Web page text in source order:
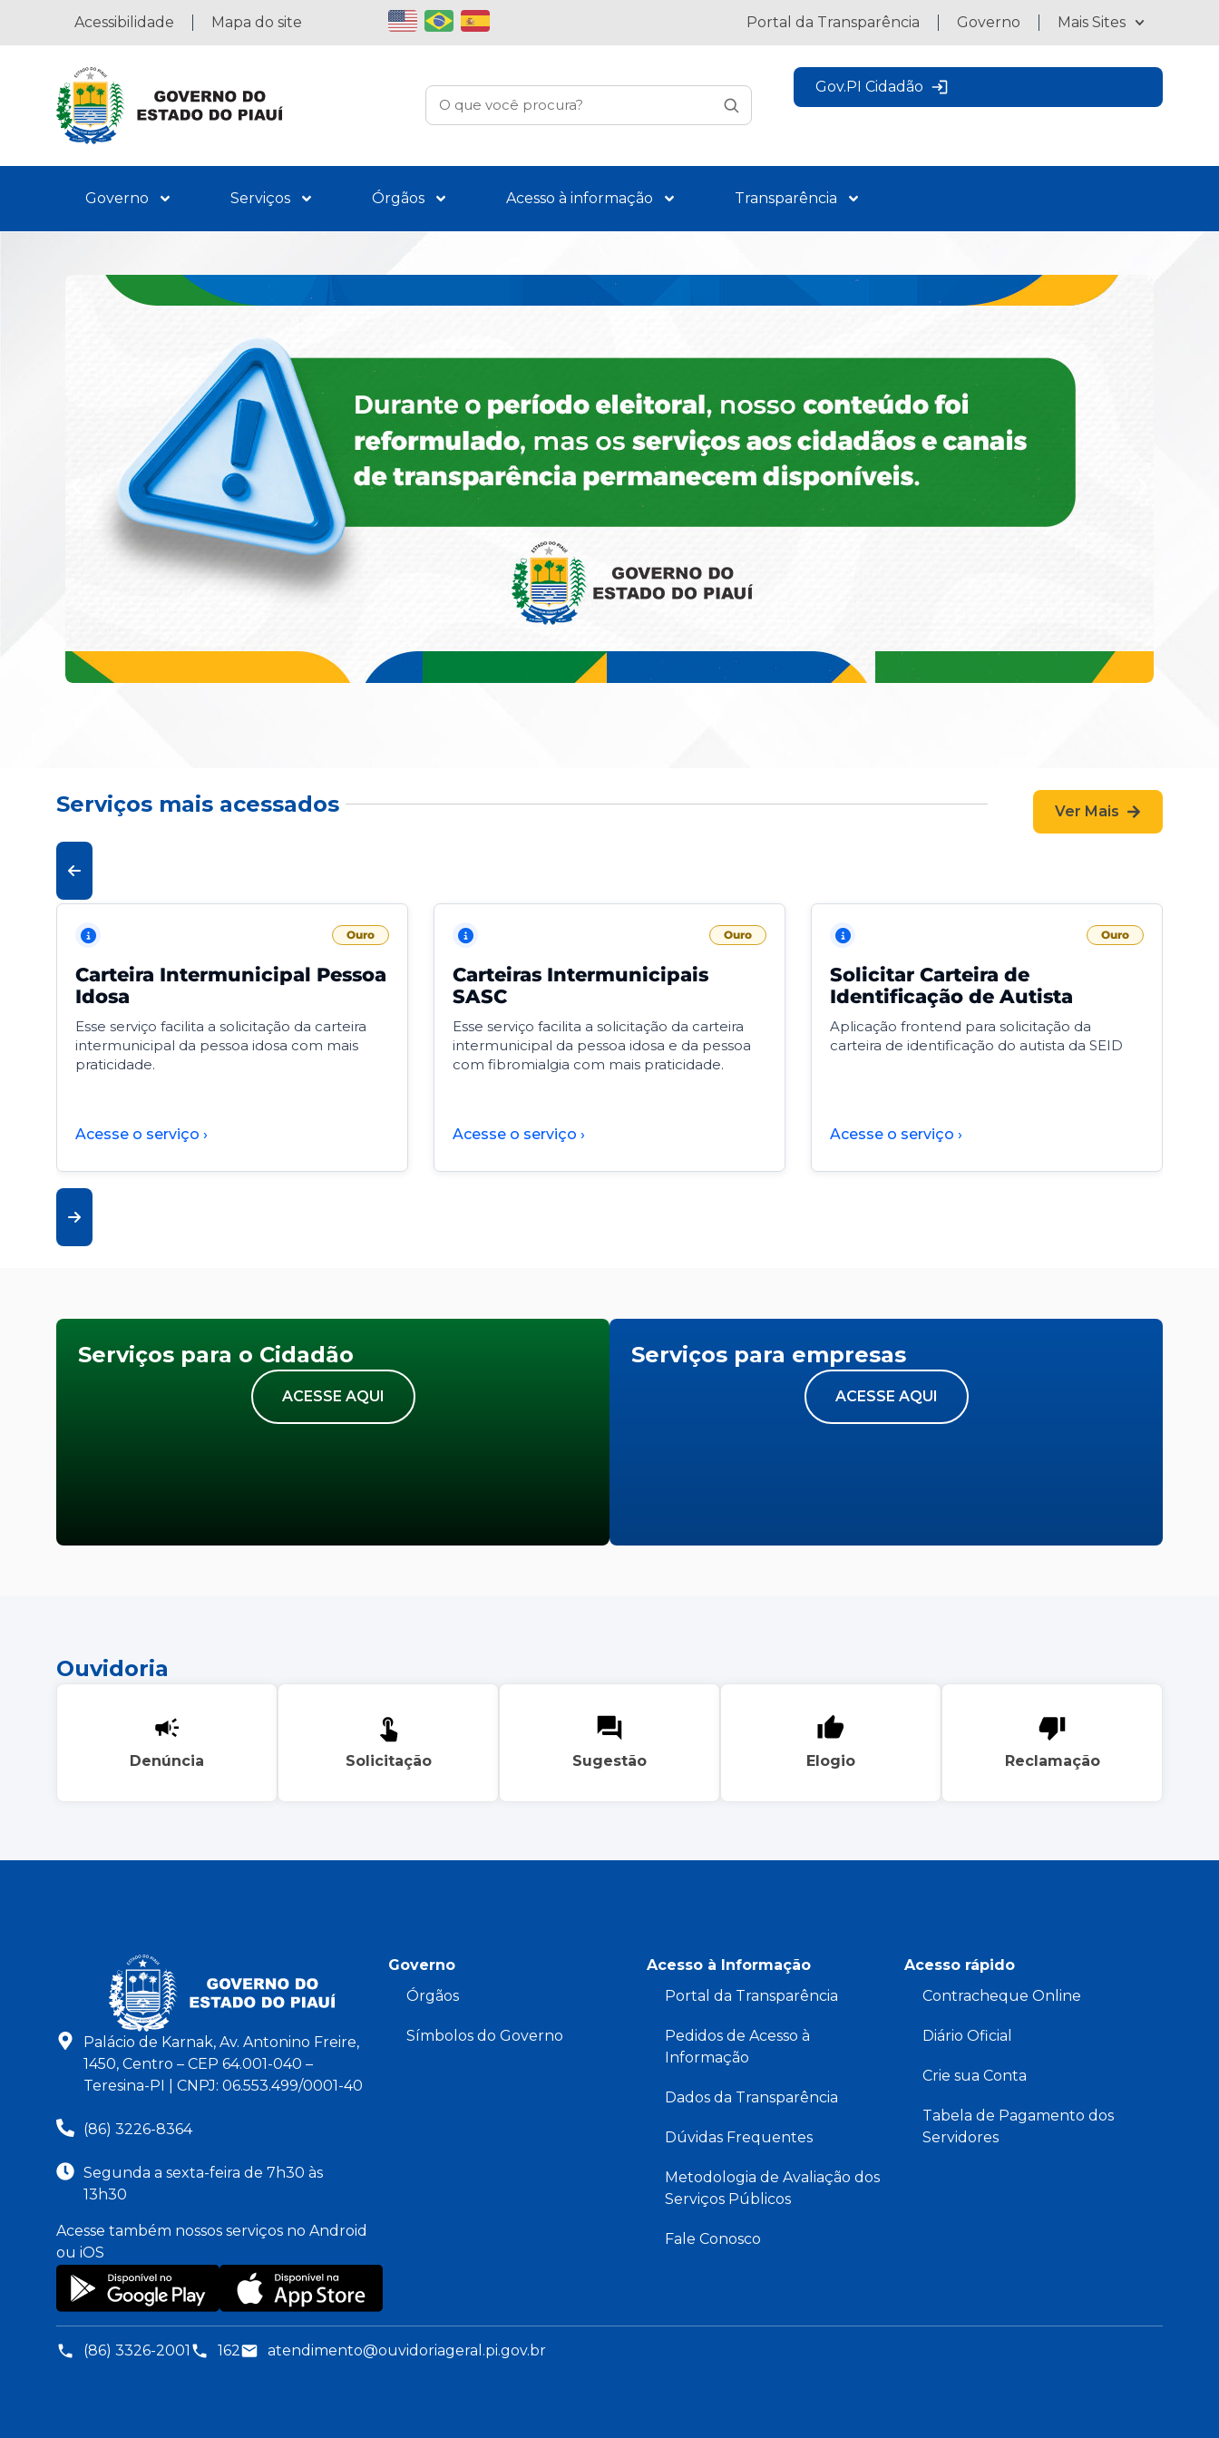
Acessibilidade Mapa do site Portal da Transparência Governo Mais Sites
Gov.PI Cidadão
Governo Serviços Órgãos Acesso à informação Transparência
Serviços mais acessados Ver Mais
Ouro
Carteira Intermunicipal Pessoa
Idosa
Esse serviço facilita a solicitação da carteira
intermunicipal da pessoa idosa com mais
praticidade.
Acesse o serviço ›
Ouro
Carteiras Intermunicipais
SASC
Esse serviço facilita a solicitação da carteira
intermunicipal da pessoa idosa e da pessoa
com fibromialgia com mais praticidade.
Acesse o serviço ›
Ouro
Solicitar Carteira de
Identificação de Autista
Aplicação frontend para solicitação da
carteira de identificação do autista da SEID
Acesse o serviço ›
Serviços para o Cidadão
ACESSE AQUI
Serviços para empresas
ACESSE AQUI
Ouvidoria
Denúncia Solicitação Sugestão Elogio Reclamação
Palácio de Karnak, Av. Antonino Freire,
1450, Centro – CEP 64.001-040 –
Teresina-PI | CNPJ: 06.553.499/0001-40
(86) 3226-8364
Segunda a sexta-feira de 7h30 às
13h30
Acesse também nossos serviços no Android
ou iOS
Governo
Órgãos
Símbolos do Governo
Acesso à Informação
Portal da Transparência
Pedidos de Acesso à
Informação
Dados da Transparência
Dúvidas Frequentes
Metodologia de Avaliação dos
Serviços Públicos
Fale Conosco
Acesso rápido
Contracheque Online
Diário Oficial
Crie sua Conta
Tabela de Pagamento dos
Servidores
(86) 3326-2001 162 atendimento@ouvidoriageral.pi.gov.br